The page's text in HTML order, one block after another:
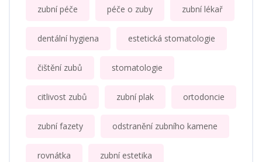
zubní péče péče o zuby zubní lékař
dentální hygiena estetická stomatologie
čištění zubů stomatologie
citlivost zubů zubní plak ortodoncie
zubní fazety odstranění zubního kamene
rovnátka zubní estetika